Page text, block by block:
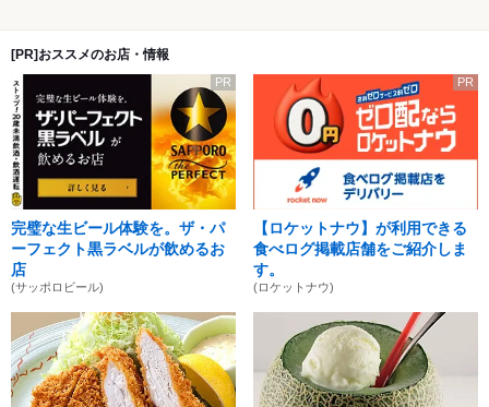
[PR]おススメのお店・情報
PR
完璧な生ビール体験を。ザ・パ
ーフェクト黒ラベルが飲めるお
店
(サッポロビール)
PR
【ロケットナウ】が利用できる
食べログ掲載店舗をご紹介しま
す。
(ロケットナウ)